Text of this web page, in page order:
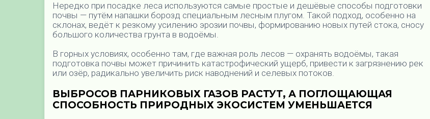
Нередко при посадке леса используются самые простые и дешёвые способы подготовки
почвы — путём напашки борозд специальным лесным плугом. Такой подход, особенно на
склонах, ведёт к резкому усилению эрозии почвы, формированию новых путей стока, сносу
большого количества грунта в водоёмы.
В горных условиях, особенно там, где важная роль лесов — охранять водоёмы, такая
подготовка почвы может причинить катастрофический ущерб, привести к загрязнению рек
или озёр, радикально увеличить риск наводнений и селевых потоков.
ВЫБРОСОВ ПАРНИКОВЫХ ГАЗОВ РАСТУТ, А ПОГЛОЩАЮЩАЯ
СПОСОБНОСТЬ ПРИРОДНЫХ ЭКОСИСТЕМ УМЕНЬШАЕТСЯ